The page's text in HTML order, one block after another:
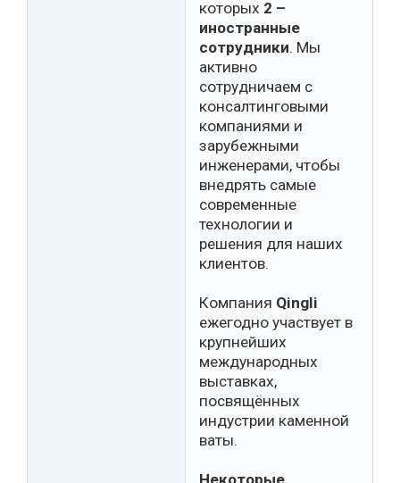
которых 2 –
иностранные
сотрудники. Мы
активно
сотрудничаем с
консалтинговыми
компаниями и
зарубежными
инженерами, чтобы
внедрять самые
современные
технологии и
решения для наших
клиентов.
Компания Qingli
ежегодно участвует в
крупнейших
международных
выставках,
посвящённых
индустрии каменной
ваты.
Некоторые